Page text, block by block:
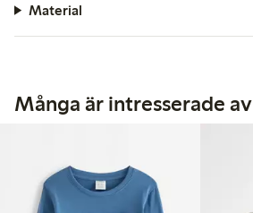
Material
Många är intresserade av